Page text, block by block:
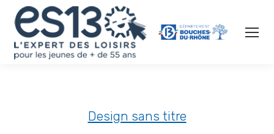
Design sans titre